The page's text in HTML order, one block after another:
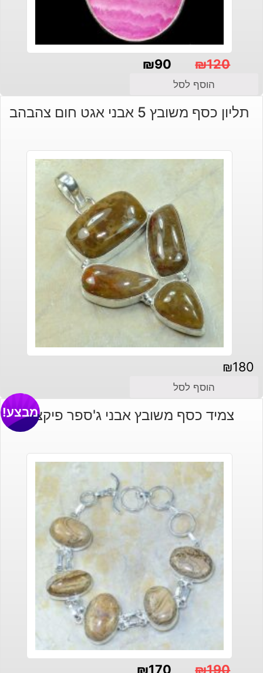
₪120
המקורי
היה:
₪90
הנוכחי
הוא:
הוסף לסל
תליון כסף משובץ 5 אבני אגט חום צהבהב
₪180
הוסף לסל
צמיד כסף משובץ אבני ג'ספר פיקצ'רמבצע!
₪190
₪170